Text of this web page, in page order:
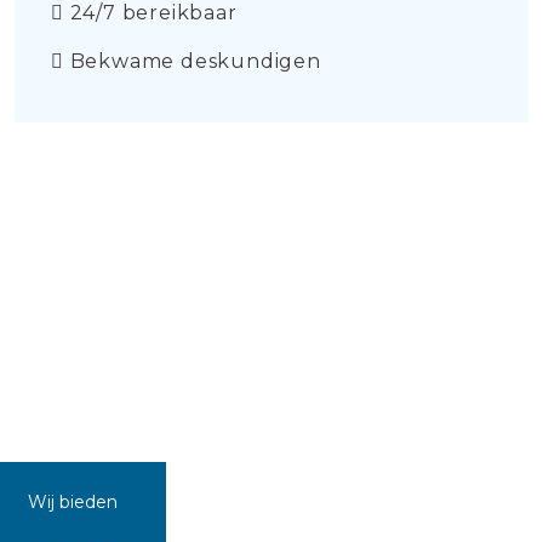
24/7 bereikbaar
Bekwame deskundigen
Wij bieden